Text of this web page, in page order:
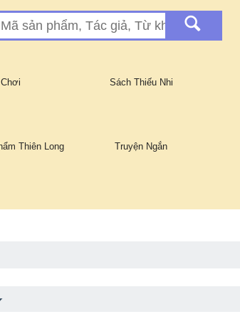
Sách Thiếu Nhi
Thiên Long Truyện Ngắn